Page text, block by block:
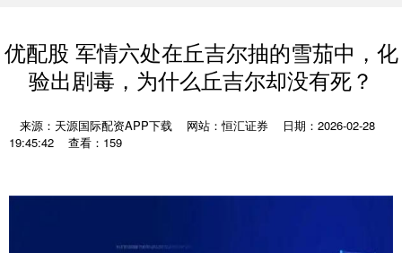
优配股 军情六处在丘吉尔抽的雪茄中，化
验出剧毒，为什么丘吉尔却没有死？
来源：天源国际配资APP下载 网站：恒汇证券
日期：2026-02-28
19:45:42
查看：159